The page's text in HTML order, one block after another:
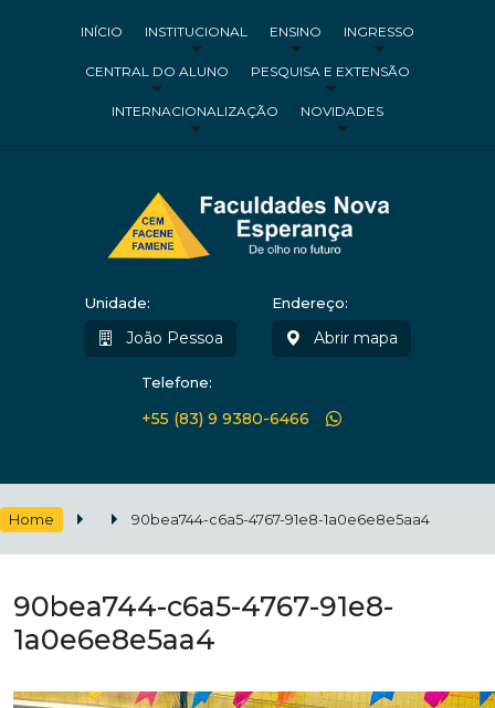
INÍCIO INSTITUCIONAL ENSINO INGRESSO
CENTRAL DO ALUNO PESQUISA E EXTENSÃO
INTERNACIONALIZAÇÃO NOVIDADES
Unidade:
João Pessoa
Endereço:
Abrir mapa
Telefone:
+55 (83) 9 9380-6466
Home 90bea744-c6a5-4767-91e8-1a0e6e8e5aa4
90bea744-c6a5-4767-91e8-
1a0e6e8e5aa4